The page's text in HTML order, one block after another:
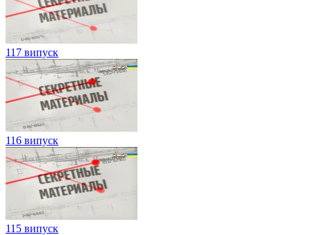
117 випуск
116 випуск
115 випуск